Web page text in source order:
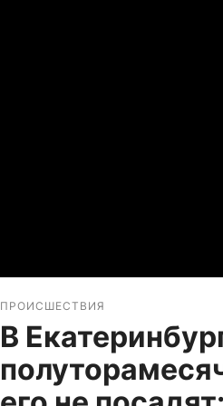
ПРОИСШЕСТВИЯ
В